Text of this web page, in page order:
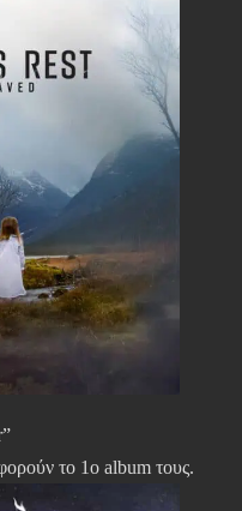
το 1ο album τους.